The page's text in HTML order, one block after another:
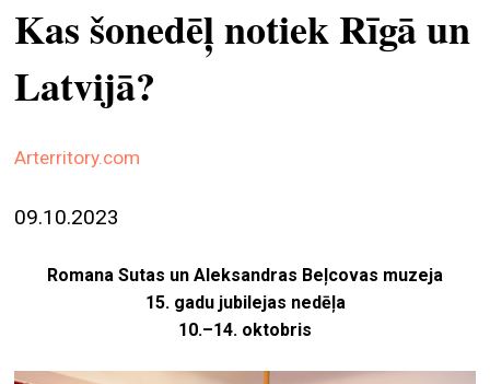
Kas šonedēļ notiek Rīgā un
Latvijā?
Arterritory.com
09.10.2023
Romana Sutas un Aleksandras Beļcovas muzeja
15. gadu jubilejas nedēļa
10.–14. oktobris